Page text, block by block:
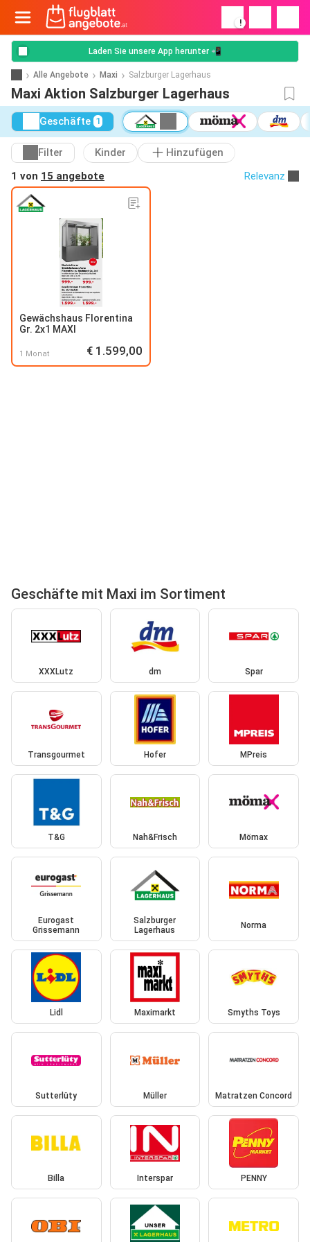
!
Laden Sie unsere App herunter 📲
Alle Angebote Maxi Salzburger Lagerhaus
Maxi Aktion Salzburger Lagerhaus
Geschäfte 1
Filter Kinder
Hinzufügen
1 von 15 angebote Relevanz
Gewächshaus Florentina
Gr. 2x1 MAXI
1 Monat € 1.599,00
Geschäfte mit Maxi im Sortiment
XXXLutz dm Spar
Transgourmet Hofer MPreis
T&G Nah&Frisch Mömax
Eurogast
Grissemann
Salzburger
Lagerhaus
Norma
Lidl Maximarkt Smyths Toys
Sutterlüty Müller Matratzen Concord
Billa Interspar PENNY